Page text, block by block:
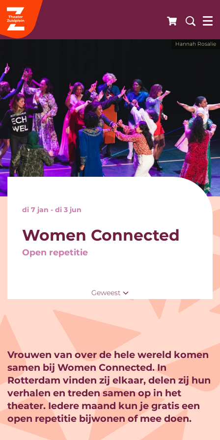
Hannah Rosalie
Women Connected
Open repetitie
di 7 jan - di 3 jun
Geweest
Vrouwen van over de hele wereld komen
samen bij Women Connected. In
Rotterdam vinden zij elkaar, delen zij hun
verhalen en treden samen op in het
theater. Iedere maand kun je gratis een
open repetitie bijwonen of mee doen.